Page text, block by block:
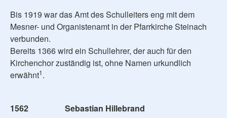
Bis 1919 war das Amt des Schulleiters eng mit dem
Mesner- und Organistenamt in der Pfarrkirche Steinach
verbunden.
Bereits 1366 wird ein Schullehrer, der auch für den
Kirchenchor zuständig ist, ohne Namen urkundlich
erwähnt1.
1562 Sebastian Hillebrand